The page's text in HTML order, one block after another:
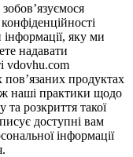
яку ми
надавати
vdovhu.com
пов’язаних продуктах
наші практики щодо
та розкриття такої
доступні вам
інформації